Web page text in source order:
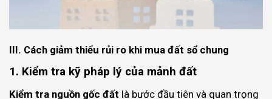
III. Cách giảm thiểu rủi ro khi mua đất sổ chung
1. Kiểm tra kỹ pháp lý của mảnh đất
Kiểm tra nguồn gốc đất là bước đầu tiên và quan trọng